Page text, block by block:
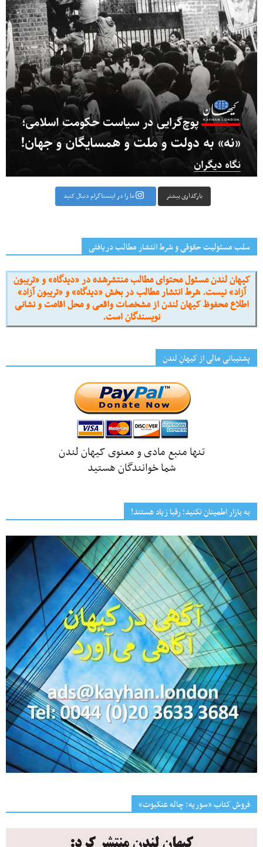
بارگذاری بیشتر ما را در اینستاگرام دنبال کنید
سلب مسئولیت حقوقی و شرط انتشار مطالب دریافتی
کیهان لندن مسئول محتوای مطالب منتشرشده در «دیدگاه» و «تریبون
آزاد» نیست. شرط انتشار مطالب در بخش «دیدگاه» و «تریبون آزاد»
اطلاع محفوظ کیهان لندن از مشخصات واقعی و محل اقامت و نشانی
نویسندگان است.
پشتیبانی مالی از کیهانِ لندن
تنها منبع مادی و معنوی کیهان لندن
شما خوانندگان هستید
به بازار اطمینان نکنید؛ رقبا زیاد هستند!
فروش کتاب «سوریه: چاله عنکبوت»